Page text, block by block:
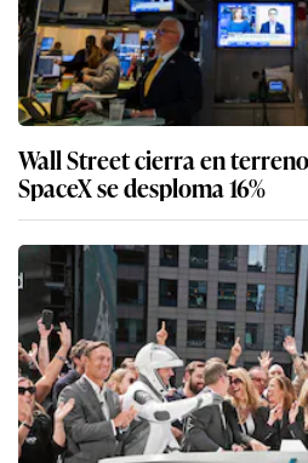
Wall Street cierra en
SpaceX se desploma 16%